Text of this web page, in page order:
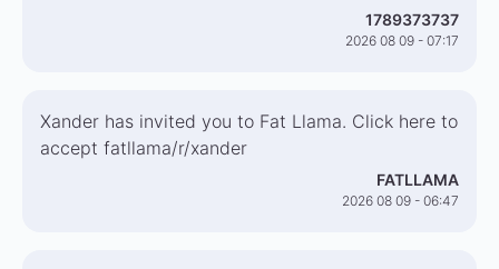
1789373737
2026 08 09 - 07:17
Xander has invited you to Fat Llama. Click here to
accept fatllama/r/xander
FATLLAMA
2026 08 09 - 06:47